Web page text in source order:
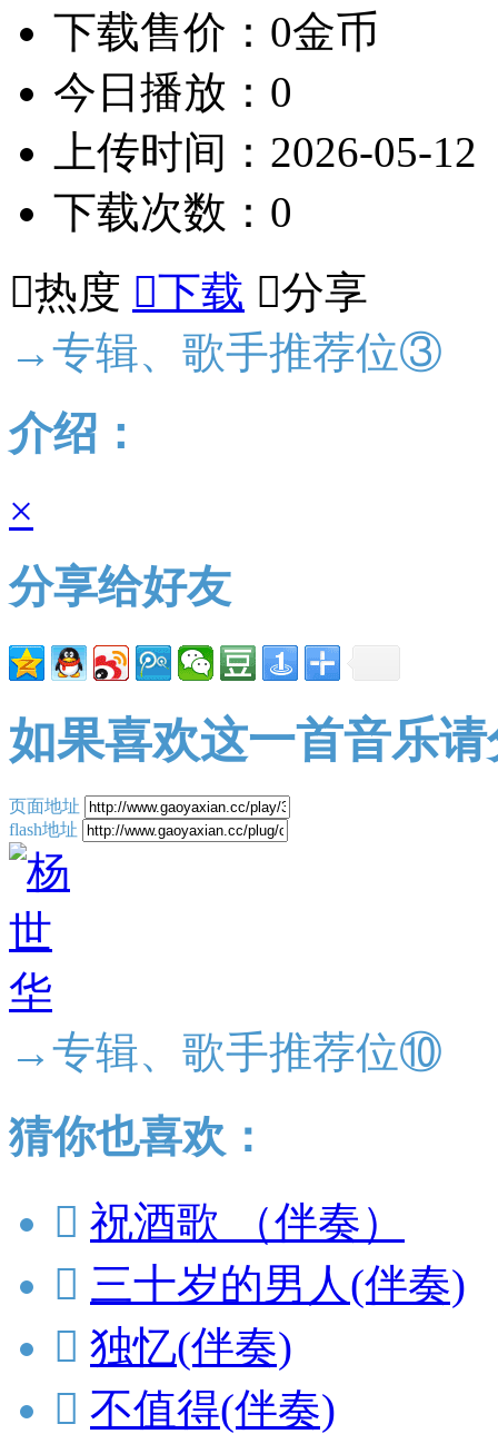
下载售价：0金币
今日播放：0
上传时间：2026-05-12
下载次数：0
热度 下载 分享
→专辑、歌手推荐位③
介绍：
×
分享给好友
如果喜欢这一首音乐
页面地址
flash地址
→专辑、歌手推荐位⑩
猜你也喜欢：
 祝酒歌 （伴奏）
 三十岁的男人(伴奏)
 独忆(伴奏)
 不值得(伴奏)